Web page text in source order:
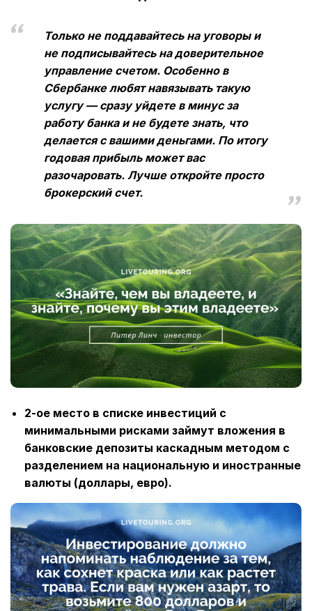
Только не поддавайтесь на уговоры и
не подписывайтесь на доверительное
управление счетом. Особенно в
Сбербанке любят навязывать такую
услугу — сразу уйдете в минус за
работу банка и не будете знать, что
делается с вашими деньгами. По итогу
годовая прибыль может вас
разочаровать. Лучше откройте просто
брокерский счет.
2-ое место в списке инвестиций с
минимальными рисками займут вложения в
банковские депозиты каскадным методом с
разделением на национальную и иностранные
валюты (доллары, евро).